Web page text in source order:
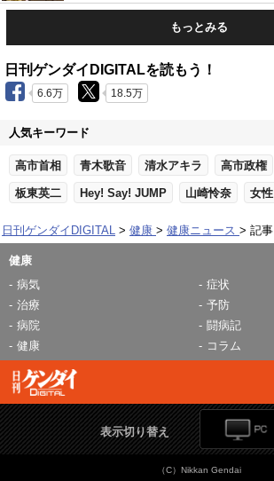
もっとみる
日刊ゲンダイDIGITALを読もう！
6.6万 18.5万
人気キーワード
高市首相 青木歌音 清水アキラ 高市政権
板東英二 Hey! Say! JUMP 山崎怜奈 女性
日刊ゲンダイDIGITAL 健康 健康ニュース 記事
健康
病気
症状
治療
予防
病院
闘病記
健康
コラム
表示切り替え
（C）Nikkan Gendai